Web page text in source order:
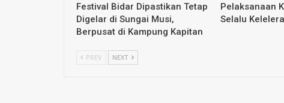
Festival Bidar Dipastikan Tetap
Digelar di Sungai Musi,
Berpusat di Kampung Kapitan
Pelaksanaan
Selalu
PREV NEXT